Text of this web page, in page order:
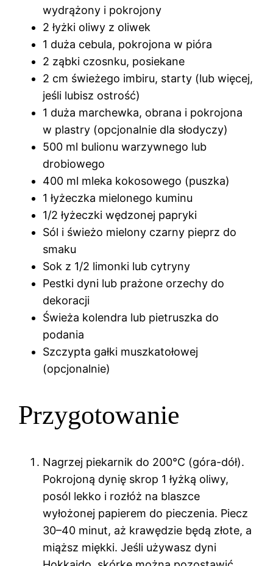
wydrążony i pokrojony
2 łyżki oliwy z oliwek
1 duża cebula, pokrojona w pióra
2 ząbki czosnku, posiekane
2 cm świeżego imbiru, starty (lub więcej,
jeśli lubisz ostrość)
1 duża marchewka, obrana i pokrojona
w plastry (opcjonalnie dla słodyczy)
500 ml bulionu warzywnego lub
drobiowego
400 ml mleka kokosowego (puszka)
1 łyżeczka mielonego kuminu
1/2 łyżeczki wędzonej papryki
Sól i świeżo mielony czarny pieprz do
smaku
Sok z 1/2 limonki lub cytryny
Pestki dyni lub prażone orzechy do
dekoracji
Świeża kolendra lub pietruszka do
podania
Szczypta gałki muszkatołowej
(opcjonalnie)
Przygotowanie
Nagrzej piekarnik do 200°C (góra-dół).
Pokrojoną dynię skrop 1 łyżką oliwy,
posól lekko i rozłóż na blaszce
wyłożonej papierem do pieczenia. Piecz
30–40 minut, aż krawędzie będą złote, a
miąższ miękki. Jeśli używasz dyni